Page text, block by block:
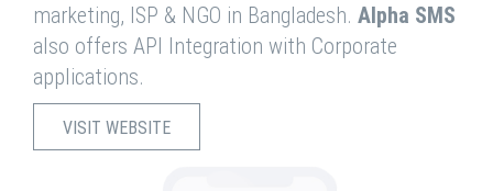
marketing, ISP & NGO in Bangladesh. Alpha SMS
also offers API Integration with Corporate
applications.
VISIT WEBSITE